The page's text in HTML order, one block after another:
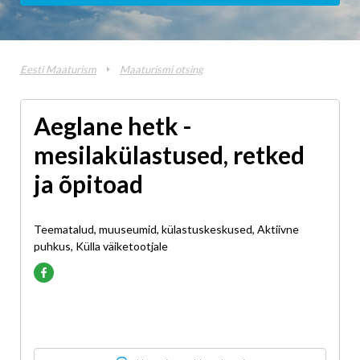
Eesti Maaturism Maaturismi otsing
Aeglane hetk -
mesilakülastused, retked
ja õpitoad
Teematalud, muuseumid, külastuskeskused, Aktiivne
puhkus, Külla väiketootjale